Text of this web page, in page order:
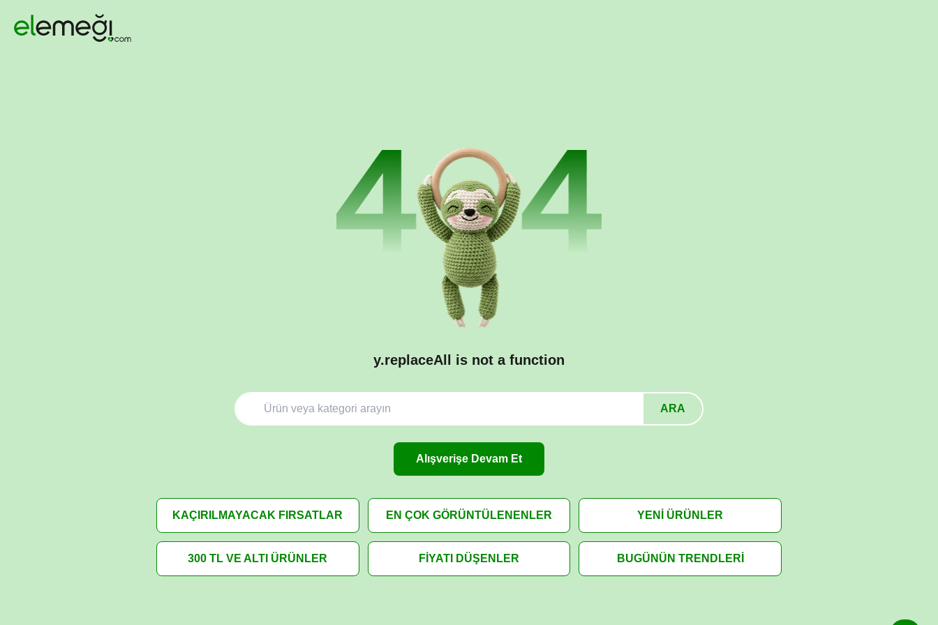
y.replaceAll is not a function
ARA
Alışverişe Devam Et
KAÇIRILMAYACAK FIRSATLAR EN ÇOK GÖRÜNTÜLENENLER YENİ ÜRÜNLER
300 TL VE ALTI ÜRÜNLER FİYATI DÜŞENLER BUGÜNÜN TRENDLERİ